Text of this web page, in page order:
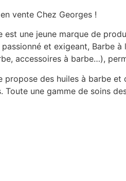
vente Chez Georges !
est une jeune marque de
et exigeant, Barbe
accessoires à barbe…),
propose des huiles à barbe
Toute une gamme de soins